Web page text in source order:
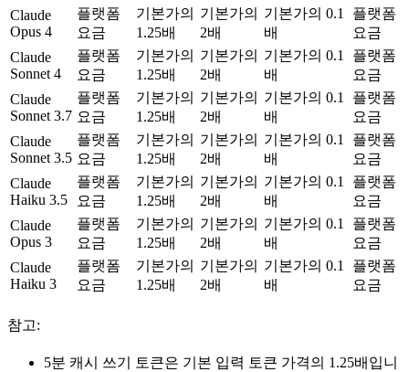
Claude
Opus 4
플랫폼
요금
기본가의
1.25배
기본가의
2배
기본가의 0.1
배
플랫폼
요금
Claude
Sonnet 4
플랫폼
요금
기본가의
1.25배
기본가의
2배
기본가의 0.1
배
플랫폼
요금
Claude
Sonnet 3.7
플랫폼
요금
기본가의
1.25배
기본가의
2배
기본가의 0.1
배
플랫폼
요금
Claude
Sonnet 3.5
플랫폼
요금
기본가의
1.25배
기본가의
2배
기본가의 0.1
배
플랫폼
요금
Claude
Haiku 3.5
플랫폼
요금
기본가의
1.25배
기본가의
2배
기본가의 0.1
배
플랫폼
요금
Claude
Opus 3
플랫폼
요금
기본가의
1.25배
기본가의
2배
기본가의 0.1
배
플랫폼
요금
Claude
Haiku 3
플랫폼
요금
기본가의
1.25배
기본가의
2배
기본가의 0.1
배
플랫폼
요금
참고:
5분 캐시 쓰기 토큰은 기본 입력 토큰 가격의 1.25배입니